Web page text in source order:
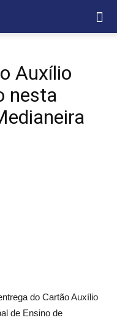
Auxílio
nesta
do Cartão Auxílio
de Ensino de